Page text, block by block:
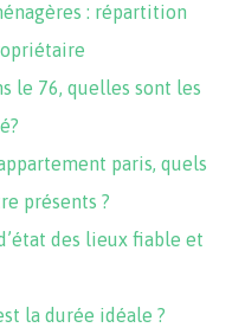
: répartition
le 76, quelles sont les
paris, quels
présents ?
des lieux fiable et
la durée idéale ?